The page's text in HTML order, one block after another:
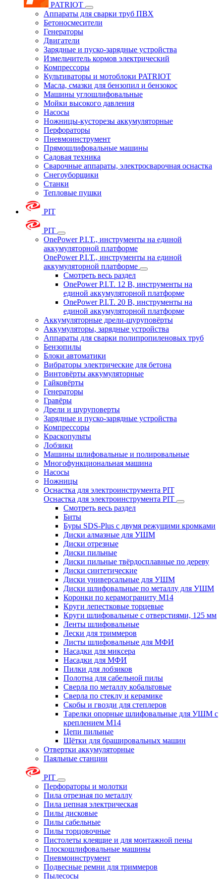
PATRIOT
Аппараты для сварки труб ПВХ
Бетоносмесители
Генераторы
Двигатели
Зарядные и пуско-зарядные устройства
Измельчитель кормов электрический
Компрессоры
Культиваторы и мотоблоки PATRIOT
Масла, смазки для бензопил и бензокос
Машины углошлифовальные
Мойки высокого давления
Насосы
Ножницы-кусторезы аккумуляторные
Перфораторы
Пневмоинструмент
Прямошлифовальные машины
Садовая техника
Сварочные аппараты, электросварочная оснастка
Снегоуборщики
Станки
Тепловые пушки
PIT
PIT
OnePower P.I.T., инструменты на единой
аккумуляторной платформе
OnePower P.I.T., инструменты на единой
аккумуляторной платформе
Смотреть весь раздел
OnePower P.I.T. 12 В, инструменты на
единой аккумуляторной платформе
OnePower P.I.T. 20 В, инструменты на
единой аккумуляторной платформе
Аккумуляторные дрели-шуруповёрты
Аккумуляторы, зарядные устройства
Аппараты для сварки полипропиленовых труб
Бензопилы
Блоки автоматики
Вибраторы электрические для бетона
Винтовёрты аккумуляторные
Гайковёрты
Генераторы
Гравёры
Дрели и шуруповерты
Зарядные и пуско-зарядные устройства
Компрессоры
Краскопульты
Лобзики
Машины шлифовальные и полировальные
Многофункциональная машина
Насосы
Ножницы
Оснастка для электроинструмента PIT
Оснастка для электроинструмента PIT
Смотреть весь раздел
Биты
Буры SDS-Plus c двумя режущими кромками
Диски алмазные для УШМ
Диски отрезные
Диски пильные
Диски пильные твёрдосплавные по дереву
Диски синтетические
Диски универсальные для УШМ
Диски шлифовальные по металлу для УШМ
Коронки по керамограниту M14
Круги лепестковые торцевые
Круги шлифовальные с отверстиями, 125 мм
Ленты шлифовальные
Лески для триммеров
Листы шлифовальные для МФИ
Насадки для миксера
Насадки для МФИ
Пилки для лобзиков
Полотна для сабельной пилы
Сверла по металлу кобальтовые
Сверла по стеклу и керамике
Скобы и гвозди для степлеров
Тарелки опорные шлифовальные для УШМ с
креплением М14
Цепи пильные
Щётки для брашировальных машин
Отвертки аккумуляторные
Паяльные станции
PIT
Перфораторы и молотки
Пила отрезная по металлу
Пила цепная электрическая
Пилы дисковые
Пилы сабельные
Пилы торцовочные
Пистолеты клеящие и для монтажной пены
Плоскошлифовальные машины
Пневмоинструмент
Подвесные ремни для триммеров
Пылесосы